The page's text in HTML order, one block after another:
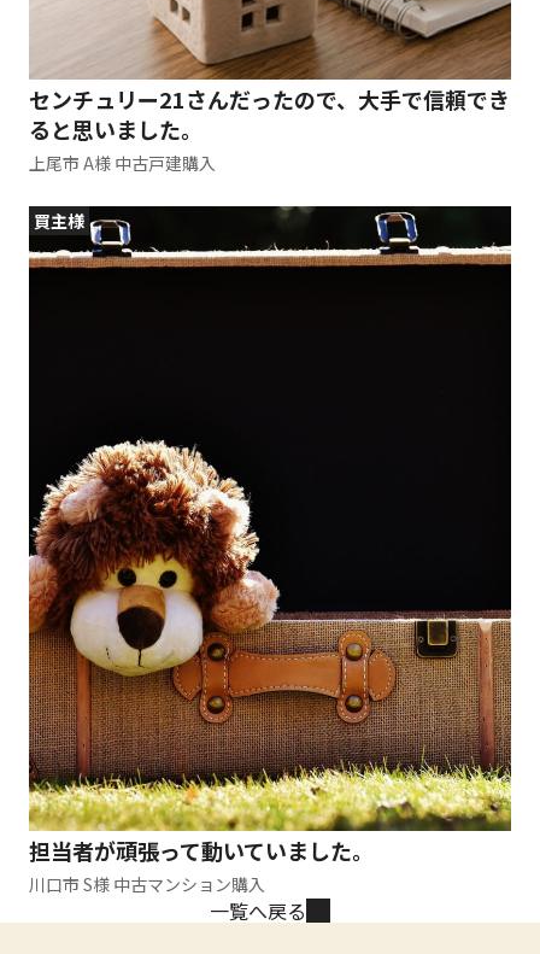
センチュリー21さんだったので、大手で信頼でき
ると思いました。
上尾市 A様 中古戸建購入
買主様
担当者が頑張って動いていました。
川口市 S様 中古マンション購入
一覧へ戻る